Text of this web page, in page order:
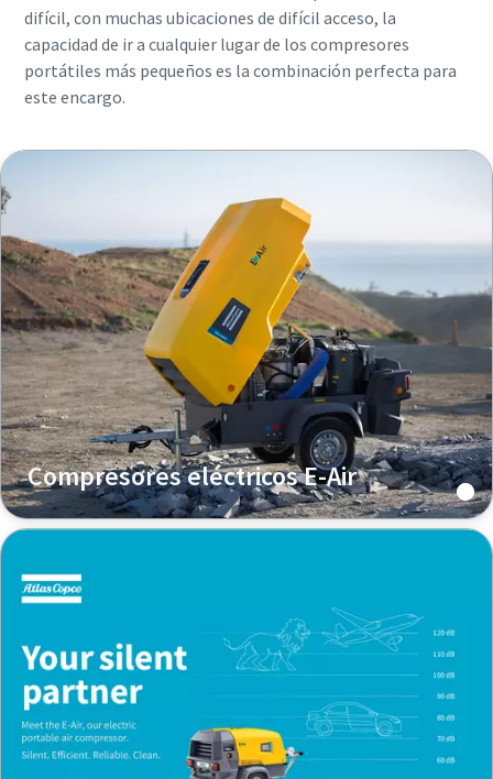
difícil, con muchas ubicaciones de difícil acceso, la
capacidad de ir a cualquier lugar de los compresores
portátiles más pequeños es la combinación perfecta para
este encargo.
Compresores eléctricos E-Air